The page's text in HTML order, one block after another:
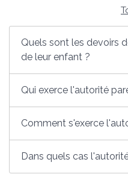
Quels sont les devoirs
de leur enfant ?
Qui exerce l'autorité
Comment s'exerce
Dans quels cas